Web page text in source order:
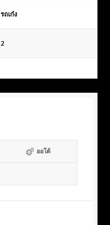
รถเก๋ง
2
ออโต้